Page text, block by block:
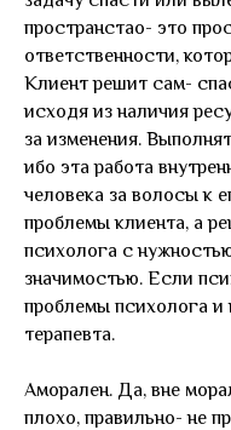
пространстао- это
ответственности,
Клиент решит сам-
исходя из наличия
за изменения.
ибо эта работа
человека за волосы к
проблемы клиента, а
психолога с
значимостью. Если
проблемы психолога и
терапевта.
Аморален. Да, вне
плохо, правильно- не